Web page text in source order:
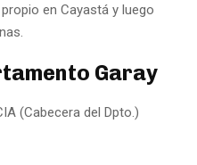
en Cayastá y luego
Garay
(Cabecera del Dpto.)